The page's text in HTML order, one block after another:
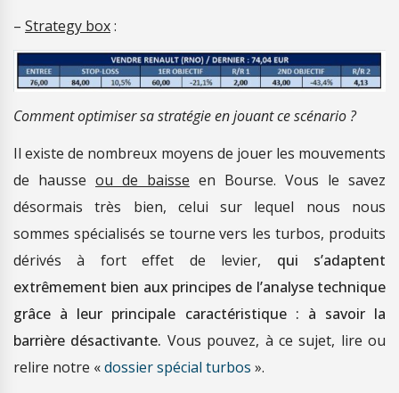
– Strategy box:
Comment optimiser sa stratégie en jouant ce scénario ?
Il existe de nombreux moyens de jouer les mouvements
de hausse ou de baisse en Bourse. Vous le savez
désormais très bien, celui sur lequel nous nous
sommes spécialisés se tourne vers les turbos, produits
dérivés à fort effet de levier, qui s’adaptent
extrêmement bien aux principes de l’analyse technique
grâce à leur principale caractéristique : à savoir la
barrière désactivante. Vous pouvez, à ce sujet, lire ou
relire notre «dossier spécial turbos ».